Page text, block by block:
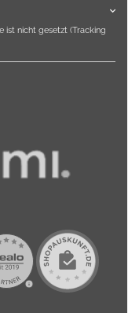
nicht gesetzt (Tracking